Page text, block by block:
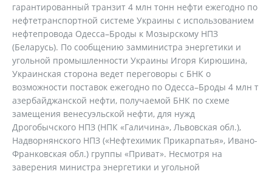
гарантированный транзит 4 млн тонн нефти ежегодно по
нефтетранспортной системе Украины с использованием
нефтепровода Одесса–Броды к Мозырскому НПЗ
(Беларусь). По сообщению замминистра энергетики и
угольной промышленности Украины Игоря Кирюшина,
Украинская сторона ведет переговоры с БНК о
возможности поставок ежегодно по Одесса–Броды 4 млн т
азербайджанской нефти, получаемой БНК по схеме
замещения венесуэльской нефти, для нужд
Дрогобычского НПЗ (НПК «Галичина», Львовская обл.),
Надворнянского НПЗ («Нефтехимик Прикарпатья», Ивано-
Франковская обл.) группы «Приват». Несмотря на
заверения министра энергетики и угольной